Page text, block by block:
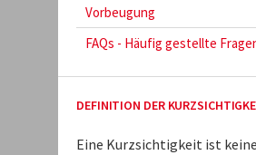
Vorbeugung
FAQs - Häufig gestellte
DEFINITION DER
Eine Kurzsichtigkeit ist keine